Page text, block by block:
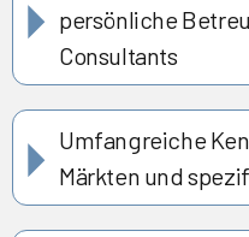
persönliche
Consultants
Umfangreiche
Märkten und